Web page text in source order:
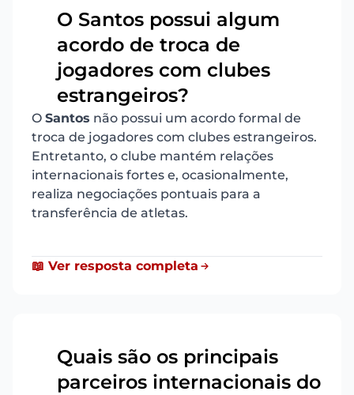
O Santos possui algum
acordo de troca de
jogadores com clubes
estrangeiros?
O Santos não possui um acordo formal de
troca de jogadores com clubes estrangeiros.
Entretanto, o clube mantém relações
internacionais fortes e, ocasionalmente,
realiza negociações pontuais para a
transferência de atletas.
📖 Ver resposta completa
Quais são os principais
parceiros internacionais do